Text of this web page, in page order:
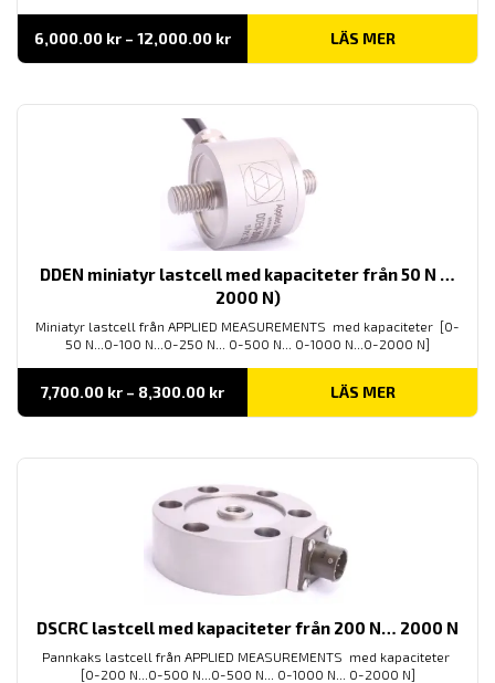
6,000.00 kr – 12,000.00 krPrisintervall:
till
LÄS MER
DDEN miniatyr lastcell med kapaciteter från 50 N …
2000 N)
Miniatyr lastcell från APPLIED MEASUREMENTS med kapaciteter [0-
50 N...0-100 N...0-250 N... 0-500 N... 0-1000 N...0-2000 N]
7,700.00 kr – 8,300.00 krPrisintervall:
till
LÄS MER
DSCRC lastcell med kapaciteter från 200 N… 2000 N
Pannkaks lastcell från APPLIED MEASUREMENTS med kapaciteter
[0-200 N...0-500 N...0-500 N... 0-1000 N... 0-2000 N]